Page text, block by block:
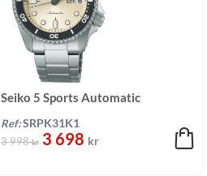
Seiko 5 Sports Automatic
Ref:SRPK31K1
3 998kr 3 698 kr